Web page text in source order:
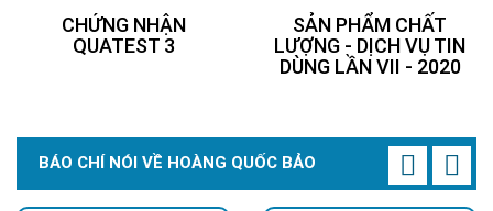
CHỨNG NHẬN
QUATEST 3
SẢN PHẨM CHẤT
LƯỢNG - DỊCH VỤ TIN
DÙNG LẦN VII - 2020
BÁO CHÍ NÓI VỀ HOÀNG QUỐC BẢO